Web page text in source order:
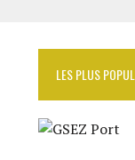
LES PLUS